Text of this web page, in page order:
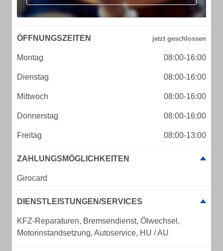
ÖFFNUNGSZEITEN
Montag 08:00-16:00
Dienstag 08:00-16:00
Mittwoch 08:00-16:00
Donnerstag 08:00-16:00
Freitag 08:00-13:00
ZAHLUNGSMÖGLICHKEITEN
Girocard
DIENSTLEISTUNGEN/SERVICES
KFZ-Reparaturen, Bremsendienst, Ölwechsel,
Motorinstandsetzung, Autoservice, HU / AU